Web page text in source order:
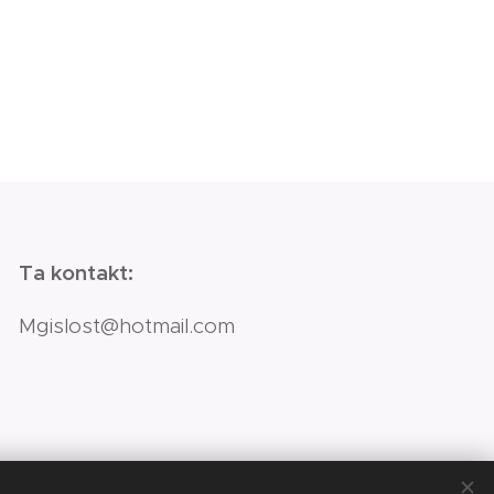
Ta kontakt:
Mgislost@hotmail.com